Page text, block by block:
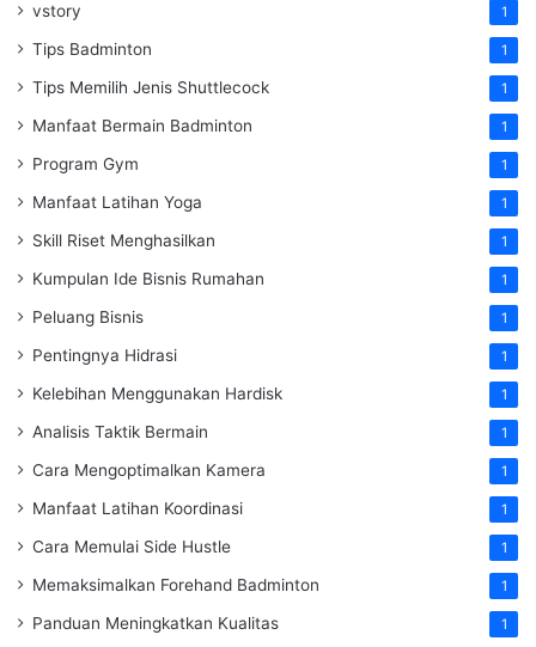
vstory 1
Tips Badminton 1
Tips Memilih Jenis Shuttlecock 1
Manfaat Bermain Badminton 1
Program Gym 1
Manfaat Latihan Yoga 1
Skill Riset Menghasilkan 1
Kumpulan Ide Bisnis Rumahan 1
Peluang Bisnis 1
Pentingnya Hidrasi 1
Kelebihan Menggunakan Hardisk 1
Analisis Taktik Bermain 1
Cara Mengoptimalkan Kamera 1
Manfaat Latihan Koordinasi 1
Cara Memulai Side Hustle 1
Memaksimalkan Forehand Badminton 1
Panduan Meningkatkan Kualitas 1